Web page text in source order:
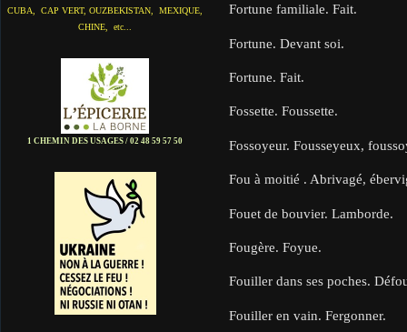
CUBA, CAP VERT, OUZBEKISTAN, MEXIQUE,
CHINE, etc...
1 CHEMIN DES USAGES / 02 48 59 57 50
Fortune familiale. Fait.
Fortune. Devant soi.
Fortune. Fait.
Fossette. Foussette.
Fossoyeur. Fousseyeux,
Fou à moitié . Abrivagé,
Fouet de bouvier. Lamborde.
Fougère. Foyue.
Fouiller dans ses poches.
Fouiller en vain. Fergonner.